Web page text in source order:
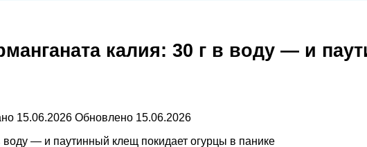
калия: 30 г в воду — и
15.06.2026 Обновлено 15.06.2026